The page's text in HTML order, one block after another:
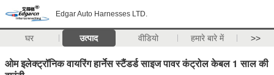
Edgar Auto Harnesses LTD.
घर उत्पाद वीडियो हमारे बारे में >>
ओम इलेक्ट्रॉनिक वायरिंग हार्नेस स्टैंडर्ड साइज पावर कंट्रोल केबल 1 साल की